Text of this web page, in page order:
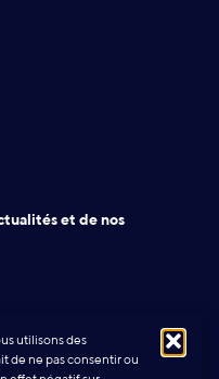
utilisons des
de ne pas consentir ou
et de nos